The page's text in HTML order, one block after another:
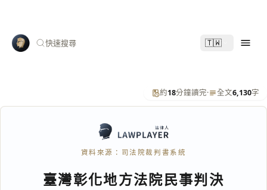
快速搜尋 🇹🇼
約18分鐘讀完· 全文6,130字
資料來源：司法院裁判書系統
臺灣彰化地方法院民事判決